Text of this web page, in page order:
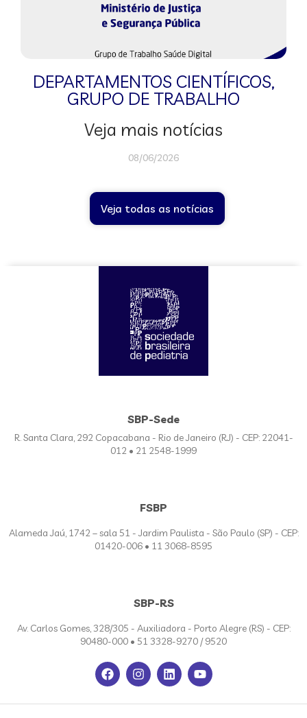
DEPARTAMENTOS CIENTÍFICOS,
GRUPO DE TRABALHO
Veja mais notícias
08/06/2026
Veja todas as notícias
SBP-Sede
R. Santa Clara, 292 Copacabana - Rio de Janeiro (RJ) - CEP: 22041-
012 • 21 2548-1999
FSBP
Alameda Jaú, 1742 – sala 51 - Jardim Paulista - São Paulo (SP) - CEP:
01420-006 • 11 3068-8595
SBP-RS
Av. Carlos Gomes, 328/305 - Auxiliadora - Porto Alegre (RS) - CEP:
90480-000 • 51 3328-9270 / 9520